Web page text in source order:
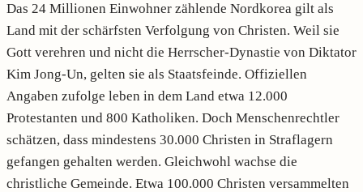
Das 24 Millionen Einwohner zählende Nordkorea gilt als
Land mit der schärfsten Verfolgung von Christen. Weil sie
Gott verehren und nicht die Herrscher-Dynastie von Diktator
Kim Jong-Un, gelten sie als Staatsfeinde. Offiziellen
Angaben zufolge leben in dem Land etwa 12.000
Protestanten und 800 Katholiken. Doch Menschenrechtler
schätzen, dass mindestens 30.000 Christen in Straflagern
gefangen gehalten werden. Gleichwohl wachse die
christliche Gemeinde. Etwa 100.000 Christen versammelten